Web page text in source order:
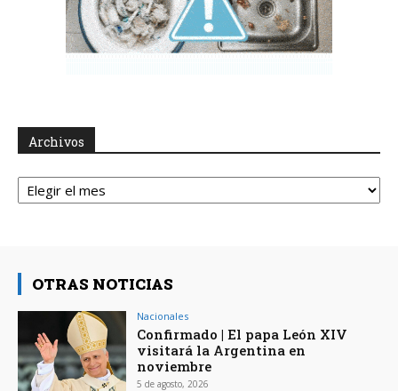
Archivos
Archivos
OTRAS NOTICIAS
Nacionales
Confirmado | El papa León XIV
visitará la Argentina en
noviembre
5 de agosto, 2026